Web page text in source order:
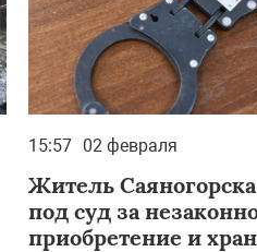
15:57 02 февраля
Житель
под суд за
приобретение и